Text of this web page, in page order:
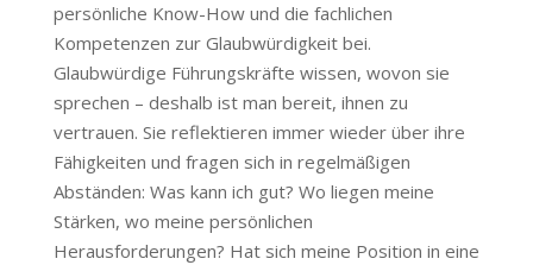
persönliche Know-How und die fachlichen
Kompetenzen zur Glaubwürdigkeit bei.
Glaubwürdige Führungskräfte wissen, wovon sie
sprechen – deshalb ist man bereit, ihnen zu
vertrauen. Sie reflektieren immer wieder über ihre
Fähigkeiten und fragen sich in regelmäßigen
Abständen: Was kann ich gut? Wo liegen meine
Stärken, wo meine persönlichen
Herausforderungen? Hat sich meine Position in eine